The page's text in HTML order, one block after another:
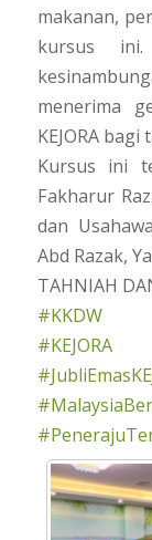
makanan,
kursus
menerima
KEJORA bagi
Kursus ini
Fakharur
dan
Abd Razak,
TAHNIAH
#KKDW
#KEJORA